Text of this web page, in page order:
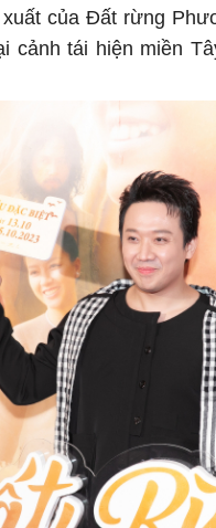
của Đất rừng
cảnh tái hiện miền